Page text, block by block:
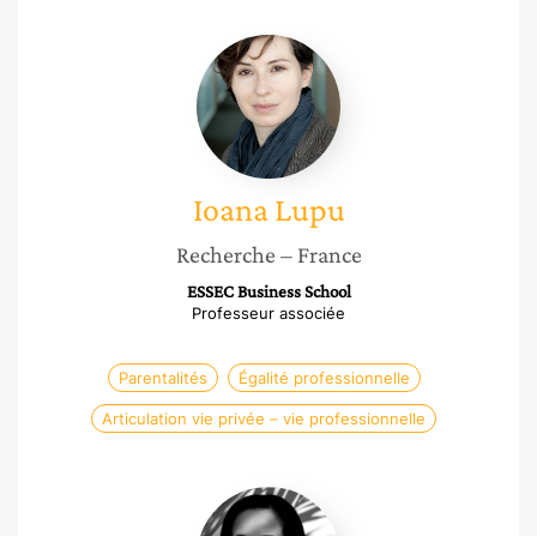
Ioana
Lupu
Ioana Lupu
Recherche – France
ESSEC Business School
Professeur associée
Parentalités Égalité professionnelle
Articulation vie privée – vie professionnelle
Yasmine
Buono